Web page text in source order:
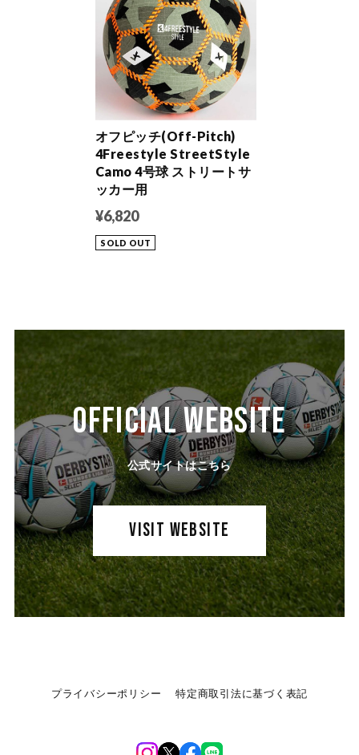
オフピッチ(Off-Pitch)
4Freestyle StreetStyle
Camo 4号球 ストリートサ
ッカー用
¥6,820
SOLD OUT
OFFICIAL WEBSITE
公式サイトはこちら
VISIT WEBSITE
プライバシーポリシー 特定商取引法に基づく表記